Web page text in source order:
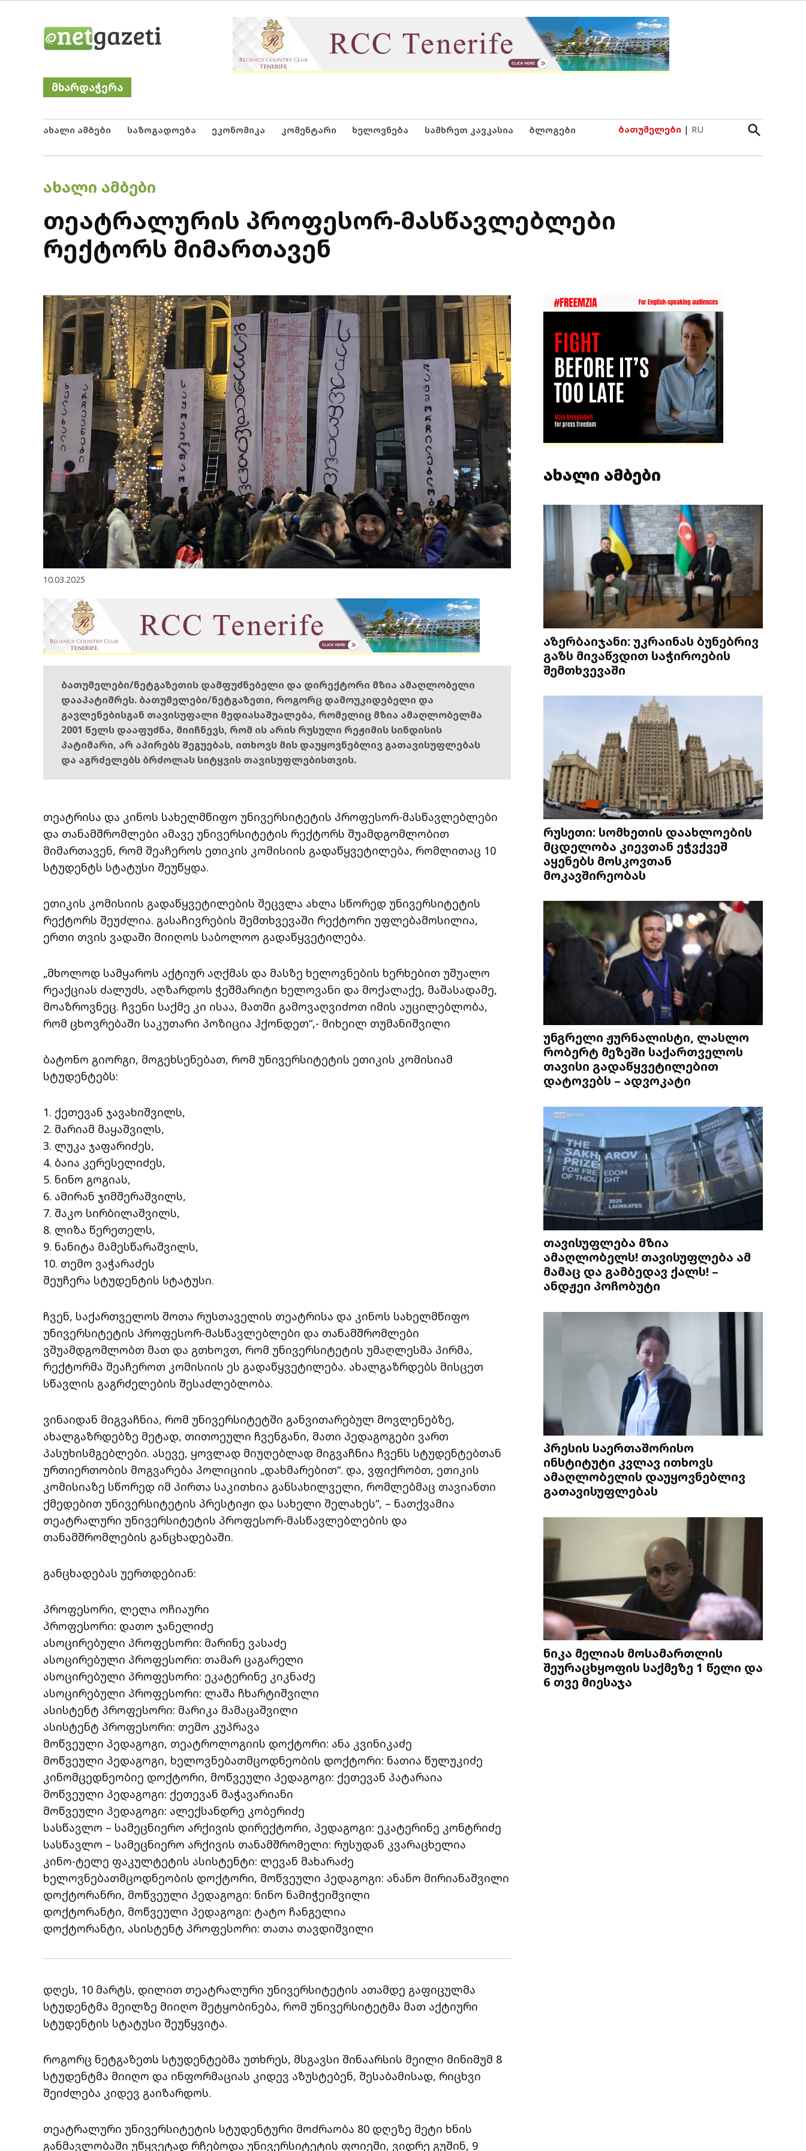
Netgazeti
მხარდაჭერა
ახალი ამბები საზოგადოება ეკონომიკა კომენტარი ხელოვნება სამხრეთ კავკასია ბლოგები ბათუმელები | RU
Open
Search
POSTED
ᲐᲮᲐᲚᲘ ᲐᲛᲑᲔᲑᲘ
თეატრალურის პროფესორ-მასწავლებლები
რექტორს მიმართავენ
10.03.2025
ბათუმელები/ნეტგაზეთის დამფუძნებელი და დირექტორი მზია ამაღლობელი
დააპატიმრეს. ბათუმელები/ნეტგაზეთი, როგორც დამოუკიდებელი და
გავლენებისგან თავისუფალი მედიასაშუალება, რომელიც მზია ამაღლობელმა
2001 წელს დააფუძნა, მიიჩნევს, რომ ის არის რუსული რეჟიმის სინდისის
პატიმარი, არ აპირებს შეგუებას, ითხოვს მის დაუყოვნებლივ გათავისუფლებას
და აგრძელებს ბრძოლას სიტყვის თავისუფლებისთვის.
თეატრისა და კინოს სახელმწიფო უნივერსიტეტის პროფესორ-მასწავლებლები
და თანამშრომლები ამავე უნივერსიტეტის რექტორს შუამდგომლობით
მიმართავენ, რომ შეაჩეროს ეთიკის კომისიის გადაწყვეტილება, რომლითაც 10
სტუდენტს სტატუსი შეუწყდა.
ეთიკის კომისიის გადაწყვეტილების შეცვლა ახლა სწორედ უნივერსიტეტის
რექტორს შეუძლია. გასაჩივრების შემთხვევაში რექტორი უფლებამოსილია,
ერთი თვის ვადაში მიიღოს საბოლოო გადაწყვეტილება.
„მხოლოდ სამყაროს აქტიურ აღქმას და მასზე ხელოვნების ხერხებით უშუალო
რეაქციას ძალუძს, აღზარდოს ჭეშმარიტი ხელოვანი და მოქალაქე, მაშასადამე,
მოაზროვნეც. ჩვენი საქმე კი ისაა, მათში გამოვაღვიძოთ იმის აუცილებლობა,
რომ ცხოვრებაში საკუთარი პოზიცია ჰქონდეთ“,- მიხეილ თუმანიშვილი
ბატონო გიორგი, მოგეხსენებათ, რომ უნივერსიტეტის ეთიკის კომისიამ
სტუდენტებს:
1. ქეთევან ჯავახიშვილს,
2. მარიამ მაყაშვილს,
3. ლუკა ჯაფარიძეს,
4. ბაია კერესელიძეს,
5. ნინო გოგიას,
6. ამირან ჯიმშერაშვილს,
7. შაკო სირბილაშვილს,
8. ლიზა წერეთელს,
9. ნანიტა მამესწარაშვილს,
10. თემო ვაჭარაძეს
შეუჩერა სტუდენტის სტატუსი.
ჩვენ, საქართველოს შოთა რუსთაველის თეატრისა და კინოს სახელმწიფო
უნივერსიტეტის პროფესორ-მასწავლებლები და თანამშრომლები
ვშუამდგომლობთ მათ და გთხოვთ, რომ უნივერსიტეტის უმაღლესმა პირმა,
რექტორმა შეაჩეროთ კომისიის ეს გადაწყვეტილება. ახალგაზრდებს მისცეთ
სწავლის გაგრძელების შესაძლებლობა.
ვინაიდან მიგვაჩნია, რომ უნივერსიტეტში განვითარებულ მოვლენებზე,
ახალგაზრდებზე მეტად, თითოეული ჩვენგანი, მათი პედაგოგები ვართ
პასუხისმგებლები. ასევე, ყოვლად მიუღებლად მიგვაჩნია ჩვენს სტუდენტებთან
ურთიერთობის მოგვარება პოლიციის „დახმარებით“. და, ვფიქრობთ, ეთიკის
კომისიაზე სწორედ იმ პირთა საკითხია განსახილველი, რომლებმაც თავიანთი
ქმედებით უნივერსიტეტის პრესტიჟი და სახელი შელახეს“, – ნათქვამია
თეატრალური უნივერსიტეტის პროფესორ-მასწავლებლების და
თანამშრომლების განცხადებაში.
განცხადებას უერთდებიან:
პროფესორი, ლელა ოჩიაური
პროფესორი: დათო ჯანელიძე
ასოცირებული პროფესორი: მარინე ვასაძე
ასოცირებული პროფესორი: თამარ ცაგარელი
ასოცირებული პროფესორი: ეკატერინე კიკნაძე
ასოცირებული პროფესორი: ლაშა ჩხარტიშვილი
ასისტენტ პროფესორი: მარიკა მამაცაშვილი
ასისტენტ პროფესორი: თემო კუპრავა
მოწვეული პედაგოგი, თეატროლოგიის დოქტორი: ანა კვინიკაძე
მოწვეული პედაგოგი, ხელოვნებათმცოდნეობის დოქტორი: ნათია წულუკიძე
კინომცედნეობიე დოქტორი, მოწვეული პედაგოგი: ქეთევან პატარაია
მოწვეული პედაგოგი: ქეთევან მაჭავარიანი
მოწვეული პედაგოგი: ალექსანდრე კობერიძე
სასწავლო – სამეცნიერო არქივის დირექტორი, პედაგოგი: ეკატერინე კონტრიძე
სასწავლო – სამეცნიერო არქივის თანამშრომელი: რუსუდან კვარაცხელია
კინო-ტელე ფაკულტეტის ასისტენტი: ლევან მახარაძე
ხელოვნებათმცოდნეობის დოქტორი, მოწვეული პედაგოგი: ანანო მირიანაშვილი
დოქტორანრი, მოწვეული პედაგოგი: ნინო ნამიჭეიშვილი
დოქტორანტი, მოწვეული პედაგოგი: ტატო ჩანგელია
დოქტორანტი, ასისტენტ პროფესორი: თათა თავდიშვილი
დღეს, 10 მარტს, დილით თეატრალური უნივერსიტეტის ათამდე გაფიცულმა
სტუდენტმა მეილზე მიიღო შეტყობინება, რომ უნივერსიტეტმა მათ აქტიური
სტუდენტის სტატუსი შეუწყვიტა.
როგორც ნეტგაზეთს სტუდენტებმა უთხრეს, მსგავსი შინაარსის მეილი მინიმუმ 8
სტუდენტმა მიიღო და ინფორმაციას კიდევ აზუსტებენ, შესაბამისად, რიცხვი
შეიძლება კიდევ გაიზარდოს.
თეატრალური უნივერსიტეტის სტუდენტური მოძრაობა 80 დღეზე მეტი ხნის
განმავლობაში უწყვეტად რჩებოდა უნივერსიტეტის ფოიეში, ვიდრე გუშინ, 9
ახალი ამბები
აზერბაიჯანი: უკრაინას ბუნებრივ
გაზს მივაწვდით საჭიროების
შემთხვევაში
რუსეთი: სომხეთის დაახლოების
მცდელობა კიევთან ეჭვქვეშ
აყენებს მოსკოვთან
მოკავშირეობას
უნგრელი ჟურნალისტი, ლასლო
რობერტ მეზეში საქართველოს
თავისი გადაწყვეტილებით
დატოვებს – ადვოკატი
თავისუფლება მზია
ამაღლობელს! თავისუფლება ამ
მამაც და გამბედავ ქალს! –
ანდჟეი პოჩობუტი
პრესის საერთაშორისო
ინსტიტუტი კვლავ ითხოვს
ამაღლობელის დაუყოვნებლივ
გათავისუფლებას
ნიკა მელიას მოსამართლის
შეურაცხყოფის საქმეზე 1 წელი და
6 თვე მიესაჯა